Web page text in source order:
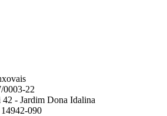
0003-22
- Jardim Dona Idalina
090